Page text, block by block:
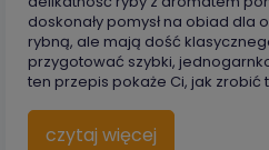
doskonały pomysł na obiad dla
rybną, ale mają dość
przygotować szybki,
ten przepis pokaże Ci, jak zrobić
czytaj więcej